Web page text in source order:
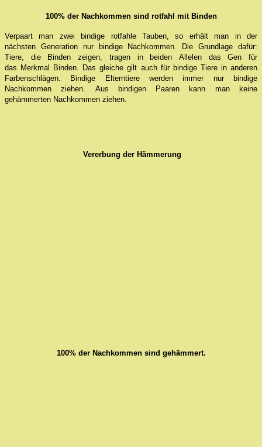
100% der Nachkommen sind rotfahl mit Binden
Verpaart man zwei bindige rotfahle Tauben, so erhält man in der
nächsten Generation nur bindige Nachkommen. Die Grundlage dafür:
Tiere, die Binden zeigen, tragen in beiden Allelen das Gen für
das Merkmal Binden. Das gleiche gilt auch für bindige Tiere in anderen
Farbenschlägen. Bindige Elterntiere werden immer nur bindige
Nachkommen ziehen. Aus bindigen Paaren kann man keine
gehämmerten Nachkommen ziehen.
Vererbung der Hämmerung
100% der Nachkommen sind gehämmert.